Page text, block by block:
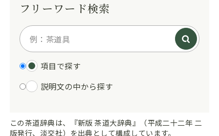
フリーワード検索
項目で探す
説明文の中から探す
この茶道辞典は、『新版 茶道大辞典』（平成二十二年 二
版発行、淡交社）を出典として構成しています。